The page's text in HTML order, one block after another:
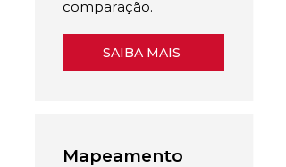
comparação.
SAIBA MAIS
Mapeamento